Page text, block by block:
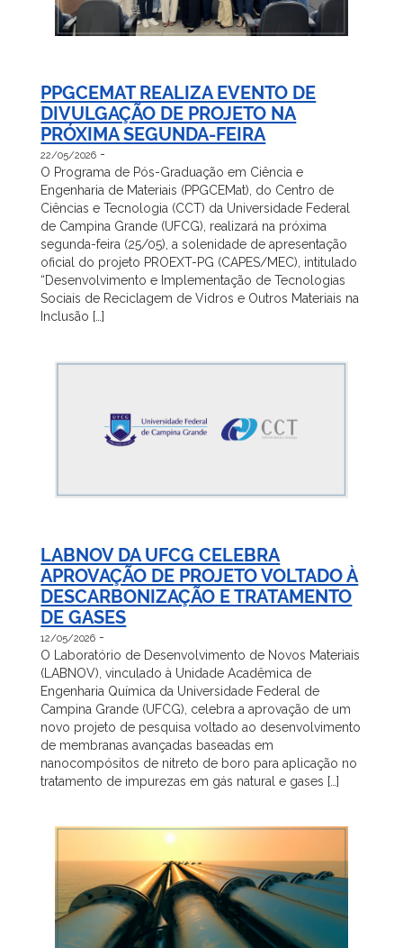
PPGCEMAT REALIZA EVENTO DE
DIVULGAÇÃO DE PROJETO NA
PRÓXIMA SEGUNDA-FEIRA
22/05/2026 -
O Programa de Pós-Graduação em Ciência e
Engenharia de Materiais (PPGCEMat), do Centro de
Ciências e Tecnologia (CCT) da Universidade Federal
de Campina Grande (UFCG), realizará na próxima
segunda-feira (25/05), a solenidade de apresentação
oficial do projeto PROEXT-PG (CAPES/MEC), intitulado
“Desenvolvimento e Implementação de Tecnologias
Sociais de Reciclagem de Vidros e Outros Materiais na
Inclusão […]
LABNOV DA UFCG CELEBRA
APROVAÇÃO DE PROJETO VOLTADO À
DESCARBONIZAÇÃO E TRATAMENTO
DE GASES
12/05/2026 -
O Laboratório de Desenvolvimento de Novos Materiais
(LABNOV), vinculado à Unidade Acadêmica de
Engenharia Química da Universidade Federal de
Campina Grande (UFCG), celebra a aprovação de um
novo projeto de pesquisa voltado ao desenvolvimento
de membranas avançadas baseadas em
nanocompósitos de nitreto de boro para aplicação no
tratamento de impurezas em gás natural e gases […]